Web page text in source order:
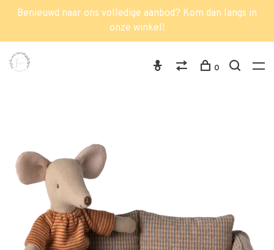
Benieuwd naar ons volledige aanbod? Kom dan langs in
onze winkel!
0